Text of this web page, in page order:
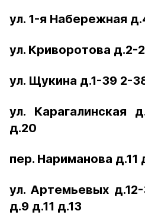
ул. 1-я Набережная
ул. Криворотова д.2-
ул. Щукина д.1-39 2-
ул. Карагалинская
д.20
пер. Нариманова д.11
ул. Артемьевых
д.9 д.11 д.13